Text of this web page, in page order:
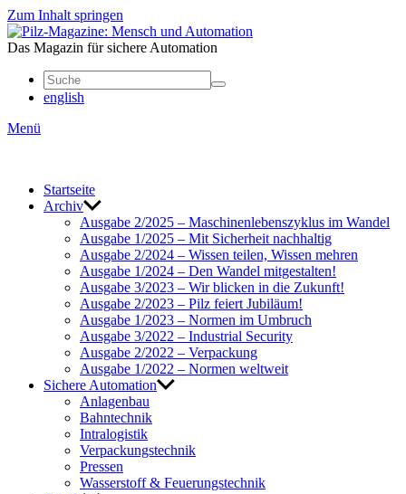
Zum Inhalt springen
Das Magazin für sichere Automation
english
Menü
Start­seite
Archiv
Ausgabe 2/2025 – Maschi­nen­le­bens­zy­klus im Wandel
Ausgabe 1/2025 – Mit Sicher­heit nach­haltig
Ausgabe 2/2024 – Wissen teilen, Wissen mehren
Ausgabe 1/2024 – Den Wandel mitge­stalten!
Ausgabe 3/2023 – Wir blicken in die Zukunft!
Ausgabe 2/2023 – Pilz feiert Jubi­läum!
Ausgabe 1/2023 – Normen im Umbruch
Ausgabe 3/2022 – Indus­trial Security
Ausgabe 2/2022 – Verpa­ckung
Ausgabe 1/2022 – Normen welt­weit
Sichere Auto­ma­tion
Anla­genbau
Bahn­technik
Intra­lo­gistik
Verpa­ckungs­technik
Pressen
Wasser­stoff & Feue­rungs­technik